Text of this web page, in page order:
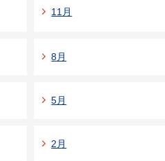
11月
8月
5月
2月